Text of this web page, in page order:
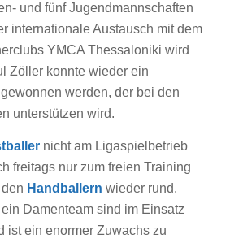
und fünf Jugendmannschaften
internationale Austausch mit dem
YMCA Thessaloniki wird
Zöller konnte wieder ein
werden, der bei den
unterstützen wird.
nicht am Ligaspielbetrieb
freitags nur zum freien Training
Handballern wieder rund.
Damenteam sind im Einsatz
ist ein enormer Zuwachs zu